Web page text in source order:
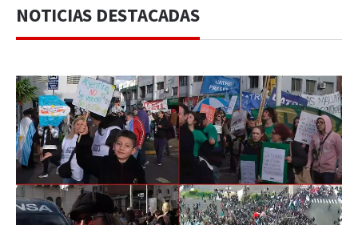
NOTICIAS DESTACADAS